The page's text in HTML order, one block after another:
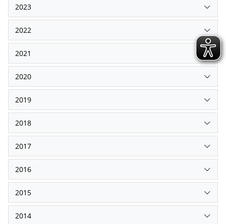
2023
2022
2021
2020
2019
2018
2017
2016
2015
2014